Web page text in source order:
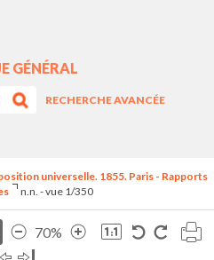
GÉNÉRAL
RECHERCHE AVANCÉE
universelle. 1855. Paris - Rapports
n.n. - vue 1/350
70%